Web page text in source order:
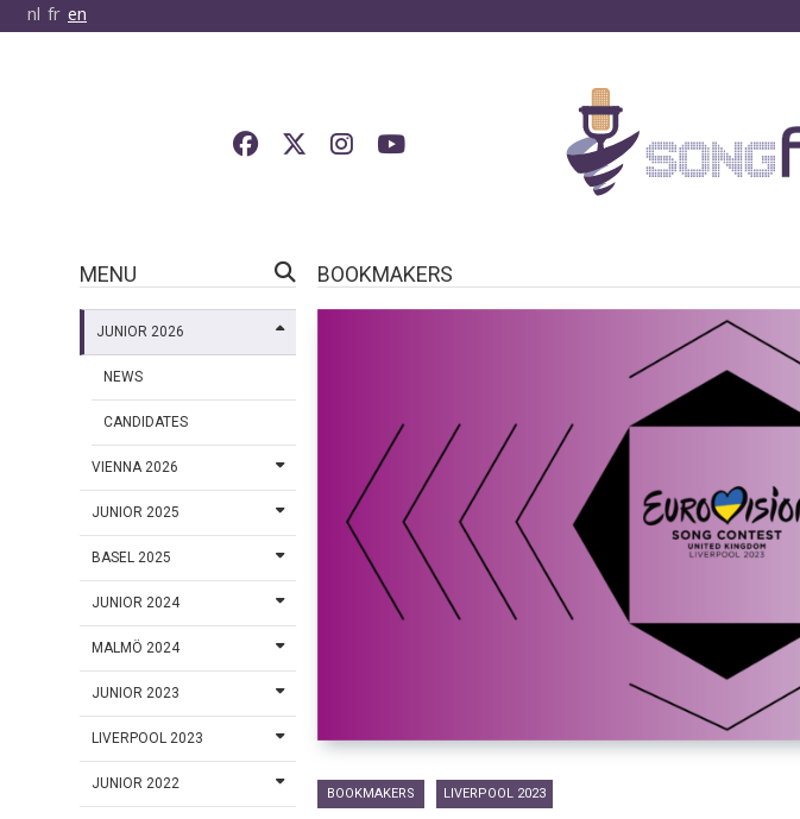
nl fr en
MENU
JUNIOR 2026
NEWS
CANDIDATES
VIENNA 2026
JUNIOR 2025
BASEL 2025
JUNIOR 2024
MALMÖ 2024
JUNIOR 2023
LIVERPOOL 2023
JUNIOR 2022
BOOKMAKERS
BOOKMAKERS LIVERPOOL 2023